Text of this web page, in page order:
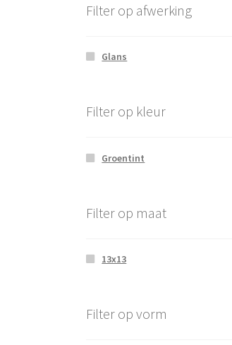
Filter op afwerking
Glans
Filter op kleur
Groentint
Filter op maat
13x13
Filter op vorm